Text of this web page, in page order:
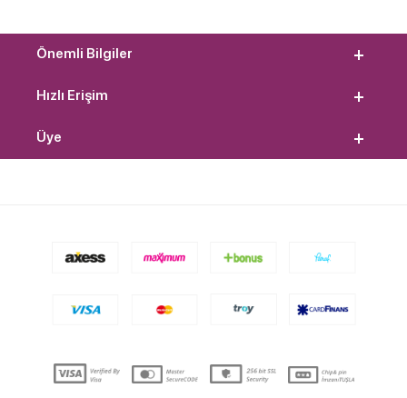
Önemli Bilgiler
Hızlı Erişim
Üye